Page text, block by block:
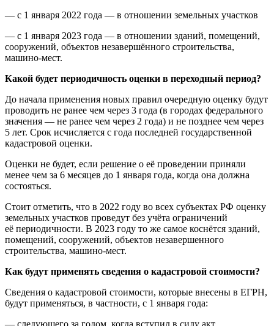
— с 1 января 2022 года — в отношении земельных участков
— с 1 января 2023 года — в отношении зданий, помещений,
сооружений, объектов незавершённого строительства,
машино-мест.
Какой будет периодичность оценки в переходный период?
До начала применения новых правил очередную оценку будут
проводить не ранее чем через 3 года (в городах федерального
значения — не ранее чем через 2 года) и не позднее чем через
5 лет. Срок исчисляется с года последней государственной
кадастровой оценки.
Оценки не будет, если решение о её проведении приняли
менее чем за 6 месяцев до 1 января года, когда она должна
состояться.
Стоит отметить, что в 2022 году во всех субъектах РФ оценку
земельных участков проведут без учёта ограничений
её периодичности. В 2023 году то же самое коснётся зданий,
помещений, сооружений, объектов незавершенного
строительства, машино-мест.
Как будут применять сведения о кадастровой стоимости?
Сведения о кадастровой стоимости, которые внесены в ЕГРН,
будут применяться, в частности, с 1 января года:
— следующего за годом, когда вступил в силу акт